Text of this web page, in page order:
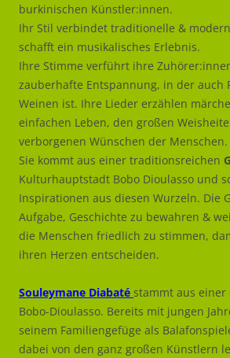
burkinischen Künstler:innen.
Ihr Stil verbindet traditionelle &
schafft ein musikalisches Erlebnis.
Ihre Stimme verführt ihre
zauberhafte Entspannung, in der auch
Weinen ist. Ihre Lieder erzählen
einfachen Leben, den großen
verborgenen Wünschen der Menschen.
Sie kommt aus einer traditionsreichen
Kulturhauptstadt Bobo Dioulasso und
Inspirationen aus diesen Wurzeln. Die
Aufgabe, Geschichte zu bewahren &
die Menschen friedlich zu stimmen,
ihren Herzen entscheiden.
Souleymane Diabaté stammt aus einer
Bobo-Dioulasso. Bereits mit jungen
seinem Familiengefüge als
dabei von den ganz großen Künstlern